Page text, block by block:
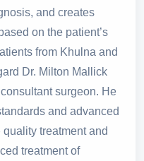
and creates
on the patient’s
from Khulna and
Dr. Milton Mallick
surgeon. He
and advanced
treatment and
treatment of